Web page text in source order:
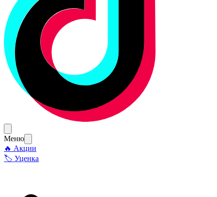
Меню
🔥 Акции
🏷 Уценка